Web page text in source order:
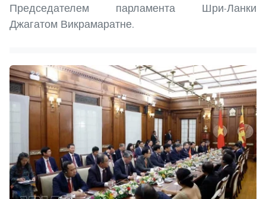
Председателем парламента Шри-Ланки
Джагатом Викрамаратне.